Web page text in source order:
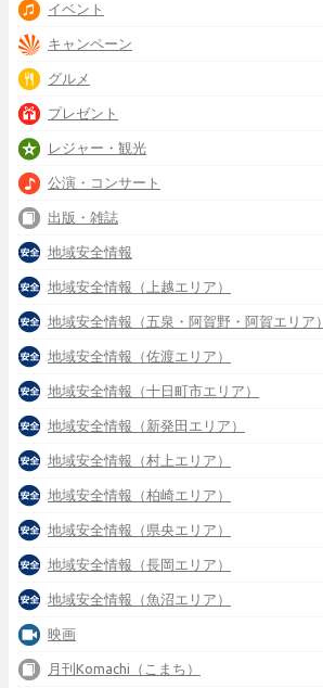
イベント
キャンペーン
グルメ
プレゼント
レジャー・観光
公演・コンサート
出版・雑誌
地域安全情報
地域安全情報（上越エリア）
地域安全情報（五泉・阿賀野・阿賀エリア）
地域安全情報（佐渡エリア）
地域安全情報（十日町市エリア）
地域安全情報（新発田エリア）
地域安全情報（村上エリア）
地域安全情報（柏崎エリア）
地域安全情報（県央エリア）
地域安全情報（長岡エリア）
地域安全情報（魚沼エリア）
映画
月刊Komachi（こまち）